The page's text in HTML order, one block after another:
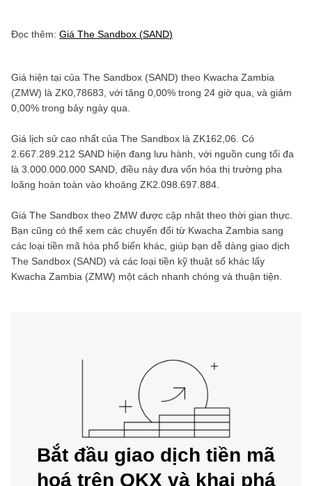
Đọc thêm: Giá The Sandbox (SAND)
Giá hiện tại của The Sandbox (SAND) theo Kwacha Zambia
(ZMW) là ZK0,78683 , với tăng 0,00% trong 24 giờ qua, và giảm
0,00% trong bảy ngày qua.
Giá lịch sử cao nhất của The Sandbox là ZK162,06 . Có
2.667.289.212 SAND hiện đang lưu hành, với nguồn cung tối đa
là 3.000.000.000 SAND , điều này đưa vốn hóa thị trường pha
loãng hoàn toàn vào khoảng ZK2.098.697.884
Giá The Sandbox theo ZMW được cập nhật theo thời gian thực.
Bạn cũng có thể xem các chuyển đổi từ Kwacha Zambia sang
các loại tiền mã hóa phổ biến khác, giúp bạn dễ dàng giao dịch
The Sandbox (SAND) và các loại tiền kỹ thuật số khác lấy
Kwacha Zambia (ZMW) một cách nhanh chóng và thuận tiện.
Bắt đầu giao dịch tiền mã
hoá trên OKX và khai phá